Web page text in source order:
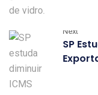
Next
SP